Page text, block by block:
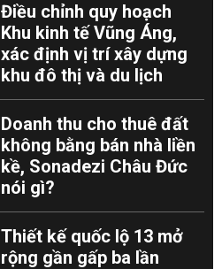
Điều chỉnh quy hoạch
Khu kinh tế Vũng Áng,
xác định vị trí xây dựng
khu đô thị và du lịch
Doanh thu cho thuê đất
không bằng bán nhà liền
kề, Sonadezi Châu Đức
nói gì?
Thiết kế quốc lộ 13 mở
rộng gần gấp ba lần